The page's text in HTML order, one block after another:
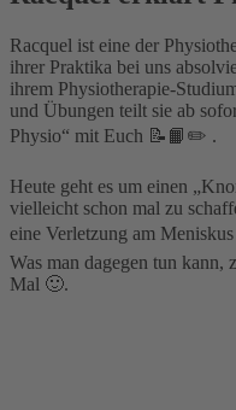
Racquel ist eine der
ihrer Praktika bei uns
ihrem Physiotherapie-
und Übungen teilt sie ab
Physio“ mit Euch 📝📙✏️ .⁣
Heute geht es um einen
vielleicht schon mal zu
eine Verletzung am
Was man dagegen tun kann,
Mal 🙂.